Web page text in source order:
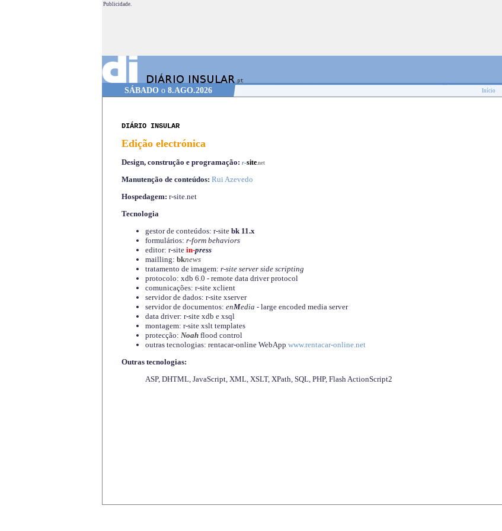
Publicidade.
SÁBADO o 8.AGO.2026 Início
DIÁRIO INSULAR
Edição electrónica
Design, construção e programação: r-site.net
Manutenção de conteúdos: Rui Azevedo
Hospedagem: r-site.net
Tecnologia
gestor de conteúdos: r-site bk 11.x
formulários: r-form behaviors
editor: r-site in-press
mailling: bknews
tratamento de imagem: r-site server side scripting
protocolo: xdb 6.0 - remote data driver protocol
comunicações: r-site xclient
servidor de dados: r-site xserver
servidor de documentos: enMedia - large encoded media server
data driver: r-site xdb e xsql
montagem: r-site xslt templates
protecção: Noahflood control
outras tecnologias: rentacar-online WebApp www.rentacar-online.net
Outras tecnologias:
ASP, DHTML, JavaScript, XML, XSLT, XPath, SQL, PHP, Flash ActionScript2